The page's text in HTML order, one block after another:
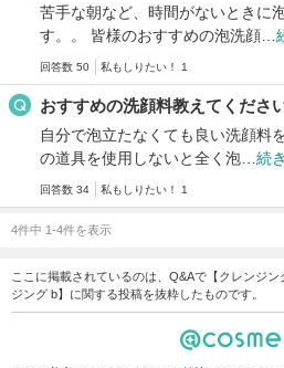
苦手な朝など、時間がないときに
す。。 皆様のおすすめの泡洗顔…
回答数 50 私もしりたい！ 1
おすすめの洗顔料教えてくださ
自分で泡立たなくても良い洗顔料
の道具を使用しないと全く泡… 続
回答数 34 私もしりたい！ 1
4件中 1-4件を表示
ここに掲載されているのは、Q&Aで【クレンジ
ジング b】に関する投稿を抜粋したものです。